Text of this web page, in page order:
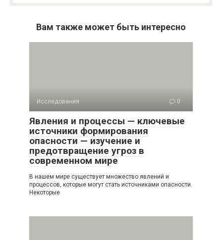
Вам также может быть интересно
Исследования 0
Явления и процессы — ключевые
источники формирования
опасности — изучение и
предотвращение угроз в
современном мире
В нашем мире существует множество явлений и
процессов, которые могут стать источниками опасности.
Некоторые